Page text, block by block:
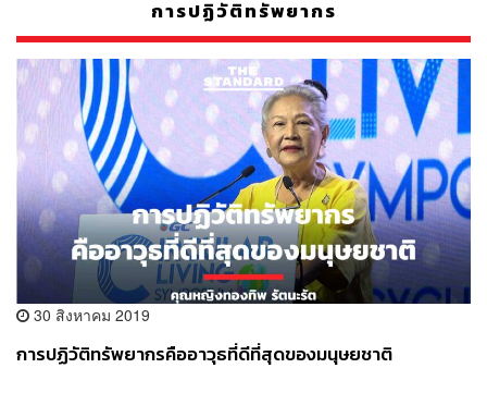
การปฏิวัติทรัพยากร
30 สิงหาคม 2019
การปฏิวัติทรัพยากรคืออาวุธที่ดีที่สุดของมนุษยชาติ